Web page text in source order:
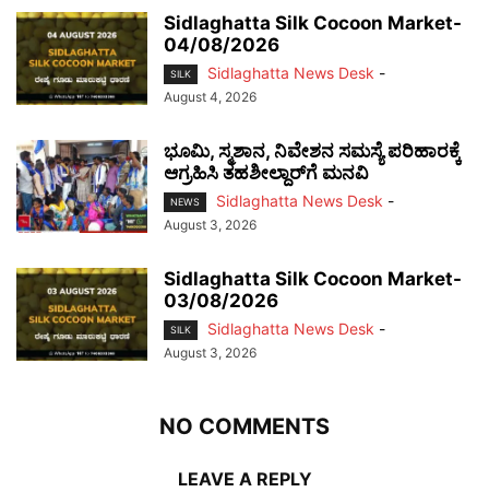
Sidlaghatta Silk Cocoon Market-
04/08/2026
SILK Sidlaghatta News Desk -
August 4, 2026
ಭೂಮಿ, ಸ್ಮಶಾನ, ನಿವೇಶನ ಸಮಸ್ಯೆ ಪರಿಹಾರಕ್ಕೆ
ಆಗ್ರಹಿಸಿ ತಹಶೀಲ್ದಾರ್‌ಗೆ ಮನವಿ
NEWS Sidlaghatta News Desk -
August 3, 2026
Sidlaghatta Silk Cocoon Market-
03/08/2026
SILK Sidlaghatta News Desk -
August 3, 2026
NO COMMENTS
LEAVE A REPLY